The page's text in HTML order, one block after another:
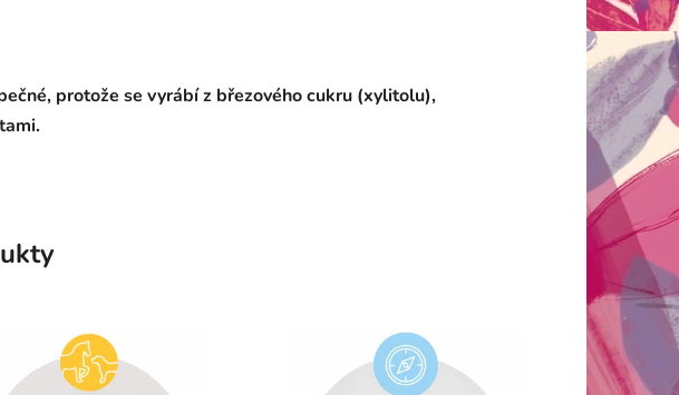
protože se vyrábí z březového cukru (xylitolu),